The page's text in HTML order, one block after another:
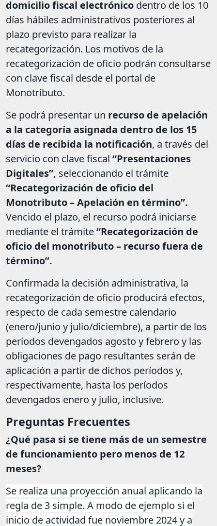
domicilio fiscal electrónico dentro de los 10
días hábiles administrativos posteriores al
plazo previsto para realizar la
recategorización. Los motivos de la
recategorización de oficio podrán consultarse
con clave fiscal desde el portal de
Monotributo.
Se podrá presentar un recurso de apelación
a la categoría asignada dentro de los 15
días de recibida la notificación, a través del
servicio con clave fiscal “Presentaciones
Digitales”, seleccionando el trámite
“Recategorización de oficio del
Monotributo – Apelación en término”.
Vencido el plazo, el recurso podrá iniciarse
mediante el trámite“Recategorización de
oficio del monotributo – recurso fuera de
término”.
Confirmada la decisión administrativa, la
recategorización de oficio producirá efectos,
respecto de cada semestre calendario
(enero/junio y julio/diciembre), a partir de los
períodos devengados agosto y febrero y las
obligaciones de pago resultantes serán de
aplicación a partir de dichos períodos y,
respectivamente, hasta los períodos
devengados enero y julio, inclusive.
Preguntas Frecuentes
¿Qué pasa si se tiene más de un semestre
de funcionamiento pero menos de 12
meses?
Se realiza una proyección anual aplicando la
regla de 3 simple. A modo de ejemplo si el
inicio de actividad fue noviembre 2024 y a